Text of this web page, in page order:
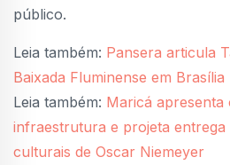
público.
Leia também: Pansera articula
Baixada Fluminense em Brasília
Leia também: Maricá apresenta
infraestrutura e projeta entrega
culturais de Oscar Niemeyer